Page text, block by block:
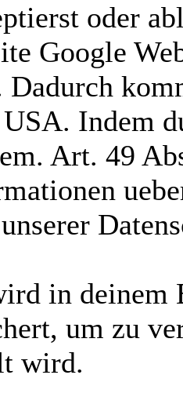
oder
Google
Dadurch
Indem
Art. 49
in deinem
um zu
wird.